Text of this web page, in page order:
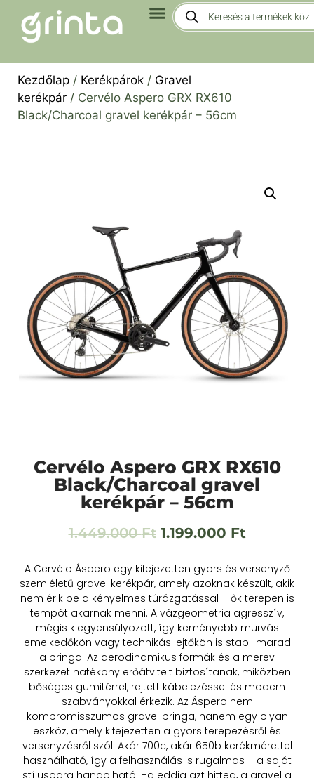
Kezdőlap / Kerékpárok / Gravel
kerékpár / Cervélo Aspero GRX RX610
Black/Charcoal gravel kerékpár – 56cm
Cervélo Aspero GRX RX610
Black/Charcoal gravel
kerékpár – 56cm
1.449.000Ft 1.199.000 Ft
A Cervélo Áspero egy kifejezetten gyors és versenyző
szemléletű gravel kerékpár, amely azoknak készült, akik
nem érik be a kényelmes túrázgatással – ők terepen is
tempót akarnak menni. A vázgeometria agresszív,
mégis kiegyensúlyozott, így keményebb murvás
emelkedőkön vagy technikás lejtőkön is stabil marad
a bringa. Az aerodinamikus formák és a merev
szerkezet hatékony erőátvitelt biztosítanak, miközben
bőséges gumitérrel, rejtett kábelezéssel és modern
szabványokkal érkezik. Az Áspero nem
kompromisszumos gravel bringa, hanem egy olyan
eszköz, amely kifejezetten a gyors terepezésről és
versenyzésről szól. Akár 700c, akár 650b kerékmérettel
használható, így a felhasználás is rugalmas – a saját
stílusodra hangolható. Ha eddig azt hitted, a gravel a